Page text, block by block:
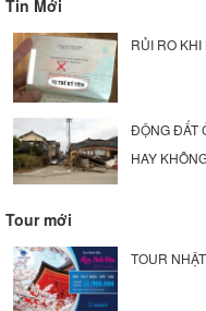
Tin Mới
RỦI RO
ĐỘNG ĐẤT
HAY
Tour mới
TOUR